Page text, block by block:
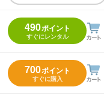
490ポイント
すぐにレンタル
700ポイント
すぐに購入